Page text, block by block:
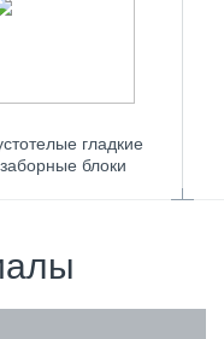
гладкие
заборные блоки